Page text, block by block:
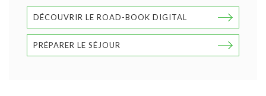
DÉCOUVRIR LE ROAD-BOOK DIGITAL
PRÉPARER LE SÉJOUR